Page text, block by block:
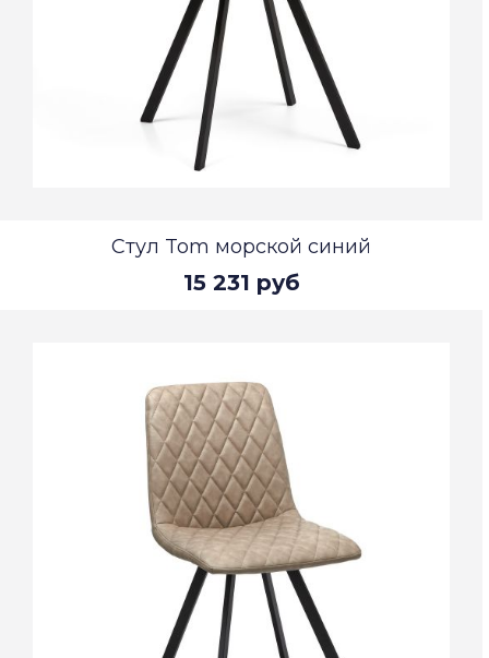
Стул Tom морской синий
15 231 руб